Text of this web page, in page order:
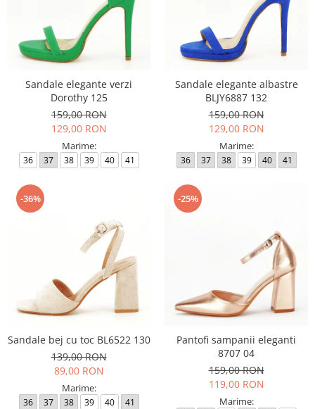
Sandale elegante verzi
Dorothy 125
159,00 RON
129,00 RON
Marime:
36 37 38 39 40 41
Sandale elegante albastre
BLJY6887 132
159,00 RON
129,00 RON
Marime:
36 37 38 39 40 41
-36%
Sandale bej cu toc BL6522 130
139,00 RON
89,00 RON
Marime:
36 37 38 39 40 41
-25%
Pantofi sampanii eleganti
8707 04
159,00 RON
119,00 RON
Marime: